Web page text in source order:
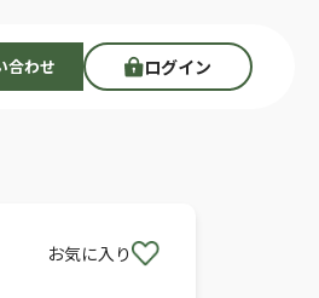
合わせ ログイン
お気に入り